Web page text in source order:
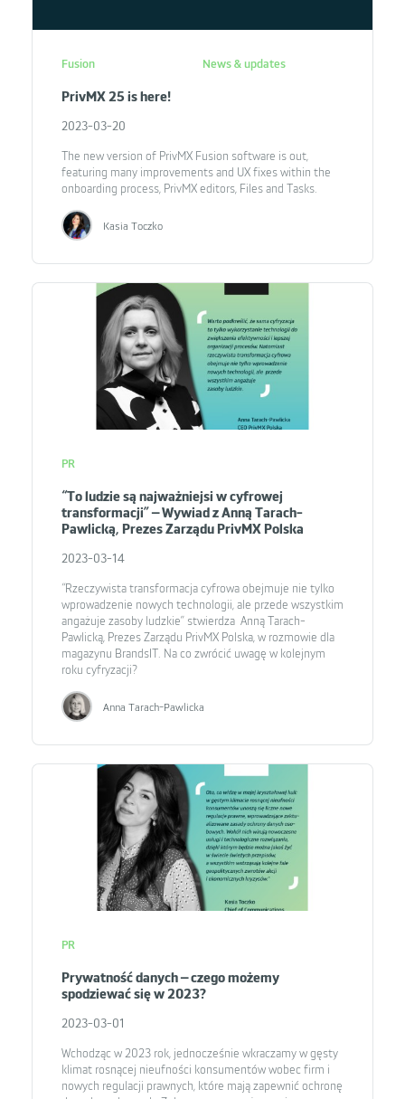
Fusion News & updates
PrivMX 25 is here!
2023-03-20
The new version of PrivMX Fusion software is out,
featuring many improvements and UX fixes within the
onboarding process, PrivMX editors, Files and Tasks.
Kasia Toczko
PR
“To ludzie są najważniejsi w cyfrowej
transformacji” – Wywiad z Anną Tarach-
Pawlicką, Prezes Zarządu PrivMX Polska
2023-03-14
“Rzeczywista transformacja cyfrowa obejmuje nie tylko
wprowadzenie nowych technologii, ale przede wszystkim
angażuje zasoby ludzkie” stwierdza Anną Tarach-
Pawlicką, Prezes Zarządu PrivMX Polska, w rozmowie dla
magazynu BrandsIT. Na co zwrócić uwagę w kolejnym
roku cyfryzacji?
Anna Tarach-Pawlicka
PR
Prywatność danych – czego możemy
spodziewać się w 2023?
2023-03-01
Wchodząc w 2023 rok, jednocześnie wkraczamy w gęsty
klimat rosnącej nieufności konsumentów wobec firm i
nowych regulacji prawnych, które mają zapewnić ochronę